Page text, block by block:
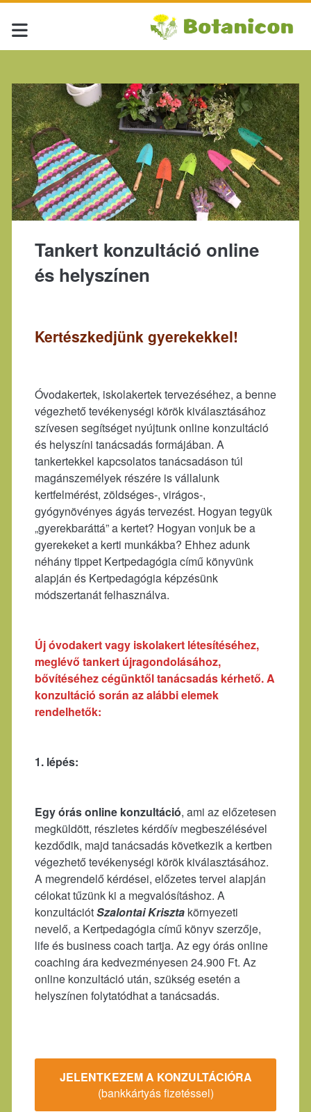
Tankert konzultáció online
és helyszínen
Kertészkedjünk gyerekekkel!
Óvodakertek, iskolakertek tervezéséhez, a benne
végezhető tevékenységi körök kiválasztásához
szívesen segítséget nyújtunk online konzultáció
és helyszíni tanácsadás formájában. A
tankertekkel kapcsolatos tanácsadáson túl
magánszemélyek részére is vállalunk
kertfelmérést, zöldséges-, virágos-,
gyógynövényes ágyás tervezést. Hogyan tegyük
„gyerekbaráttá” a kertet? Hogyan vonjuk be a
gyerekeket a kerti munkákba? Ehhez adunk
néhány tippet Kertpedagógia című könyvünk
alapján és Kertpedagógia képzésünk
módszertanát felhasználva.
Új óvodakert vagy iskolakert létesítéséhez,
meglévő tankert újragondolásához,
bővítéséhez cégünktől tanácsadás kérhető. A
konzultáció során az alábbi elemek
rendelhetők:
1. lépés:
Egy órás online konzultáció, ami az előzetesen
megküldött, részletes kérdőív megbeszélésével
kezdődik, majd tanácsadás következik a kertben
végezhető tevékenységi körök kiválasztásához.
A megrendelő kérdései, előzetes tervei alapján
célokat tűzünk ki a megvalósításhoz. A
konzultációtSzalontai Krisztakörnyezeti
nevelő, a Kertpedagógia című könyv szerzője,
life és business coach tartja. Az egy órás online
coaching ára kedvezményesen 24.900 Ft. Az
online konzultáció után, szükség esetén a
helyszínen folytatódhat a tanácsadás.
JELENTKEZEM A KONZULTÁCIÓRA
(bankkártyás fizetéssel)